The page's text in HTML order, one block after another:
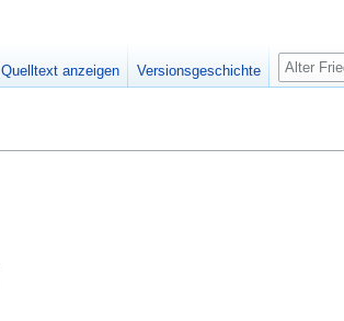
Quelltext anzeigen Versionsgeschichte
Suche